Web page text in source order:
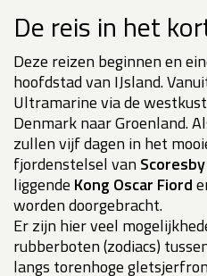
De reis in het
Deze reizen beginnen en
hoofdstad van IJsland.
Ultramarine via de
Denmark naar Groenland.
zullen vijf dagen in het
fjordenstelsel van
liggende Kong Oscar Fiord
worden doorgebracht.
Er zijn hier veel
rubberboten (zodiacs)
langs torenhoge